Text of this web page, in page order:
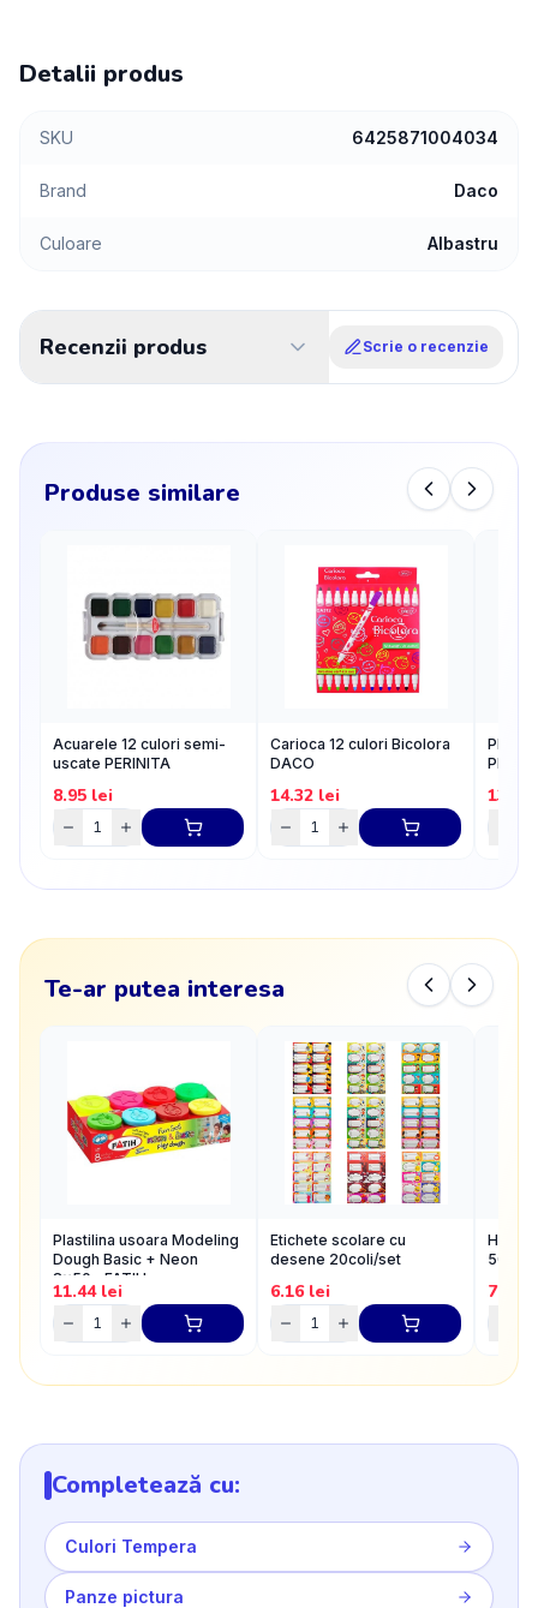
Detalii produs
SKU 6425871004034
Brand Daco
Culoare Albastru
Recenzii produs Scrie o recenzie
Produse similare
Acuarele 12 culori semi-
uscate PERINITA
8.95 lei
Carioca 12 culori Bicolora
DACO
14.32 lei 13.42
Te-ar putea interesa
Plastilina usoara Modeling
Dough Basic + Neon
8x50g FATIH
11.44lei
Etichete scolare cu
desene 20coli/set
6.16lei
Hartie
7.15
Completează cu:
Culori Tempera
Panze pictura